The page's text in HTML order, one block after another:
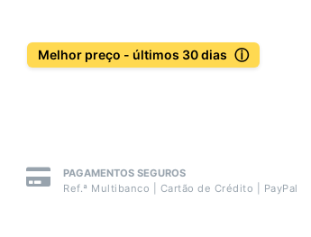
Melhor preço - últimos 30 dias ⓘ
PAGAMENTOS SEGUROS
Ref.ª Multibanco | Cartão de Crédito | PayPal